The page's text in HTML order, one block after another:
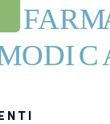
FARM
C